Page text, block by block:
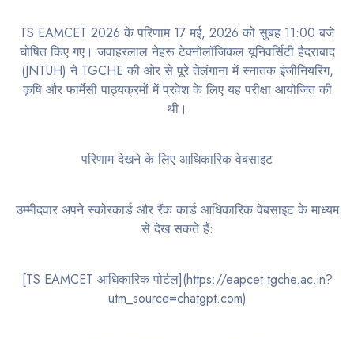
TS EAMCET 2026 के परिणाम 17 मई, 2026 को सुबह 11:00 बजे
घोषित किए गए। जवाहरलाल नेहरू टेक्नोलॉजिकल यूनिवर्सिटी हैदराबाद
(JNTUH) ने TGCHE की ओर से पूरे तेलंगाना में स्नातक इंजीनियरिंग,
कृषि और फार्मेसी पाठ्यक्रमों में प्रवेश के लिए यह परीक्षा आयोजित की
थी।
परिणाम देखने के लिए आधिकारिक वेबसाइट
उम्मीदवार अपने स्कोरकार्ड और रैंक कार्ड आधिकारिक वेबसाइट के माध्यम
से देख सकते हैं:
[TS EAMCET आधिकारिक पोर्टल](https://eapcet.tgche.ac.in?
utm_source=chatgpt.com)